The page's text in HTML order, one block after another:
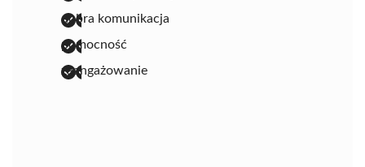
dobra komunikacja
pomocność
zaangażowanie